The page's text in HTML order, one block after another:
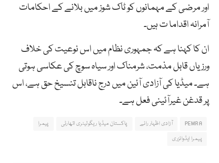
اور مرضی کے مہمانوں کو ٹاک شوز میں بلانے کے احکامات
آمرانہ اقداما ت ہیں۔
ان کا کہنا ہے کہ جمہوری نظام میں اس نوعیت کی خلاف
ورزیاں قابل مذمت، شرمناک اور سیاہ سوچ کی عکاسی ہوتی
ہے۔ میڈیا کی آزادی آئین میں درج ناقابل تنسیخ حق ہے، اس
پر قدغن غیرآئینی فعل ہے۔
PEMRA آزادی اظہار رائے پاکستان میڈیا ریگولیٹری اتھارٹی
پیمرا
پیمرا ایڈوائزری